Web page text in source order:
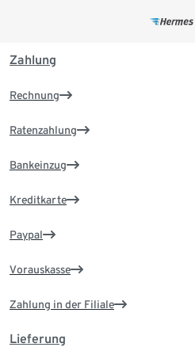
Zahlung
Rechnung
Ratenzahlung
Bankeinzug
Kreditkarte
Paypal
Vorauskasse
Zahlung in der Filiale
Lieferung